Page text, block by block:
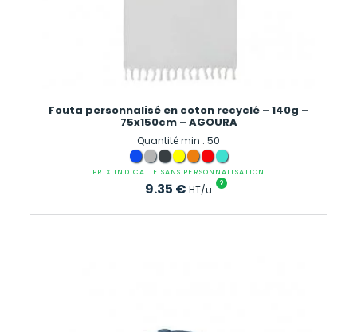
Fouta personnalisé en coton recyclé – 140g –
75x150cm – AGOURA
Quantité min : 50
PRIX INDICATIF SANS PERSONNALISATION
9.35 € HT/u ?